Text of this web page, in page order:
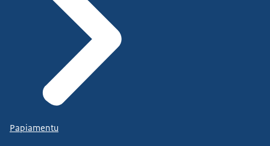
Papiamentu